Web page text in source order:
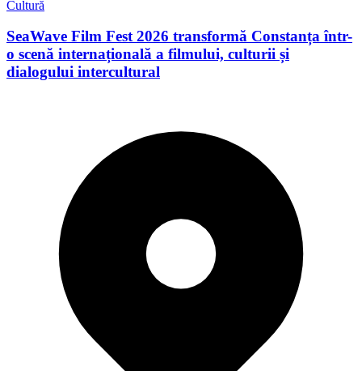
Cultură
SeaWave Film Fest 2026 transformă Constanța într-
o scenă internațională a filmului, culturii și
dialogului intercultural